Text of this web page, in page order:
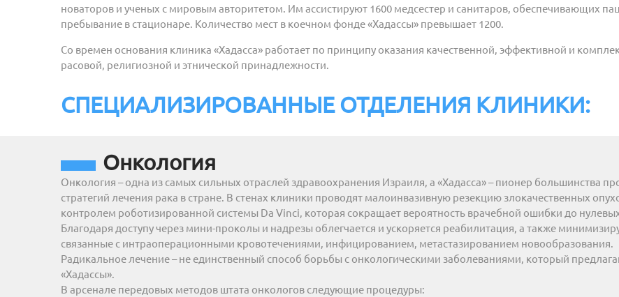
новаторов и ученых с мировым авторитетом. Им ассистируют 1600 медсестер и санитаров, обеспечивающих
пребывание в стационаре. Количество мест в коечном фонде «Хадассы» превышает 1200.
Со времен основания клиника «Хадасса» работает по принципу оказания качественной, эффективной и
расовой, религиозной и этнической принадлежности.
СПЕЦИАЛИЗИРОВАННЫЕ ОТДЕЛЕНИЯ КЛИНИКИ:
Онкология
Онкология – одна из самых сильных отраслей здравоохранения Израиля, а «Хадасса» – пионер большинства
стратегий лечения рака в стране. В стенах клиники проводят малоинвазивную резекцию злокачественных
контролем роботизированной системы Da Vinci, которая сокращает вероятность врачебной ошибки до
Благодаря доступу через мини-проколы и надрезы облегчается и ускоряется реабилитация, а также
связанные с интраоперационными кровотечениями, инфицированием, метастазированием новообразования.
Радикальное лечение – не единственный способ борьбы с онкологическими заболеваниями, который
«Хадассы».
В арсенале передовых методов штата онкологов следующие процедуры: